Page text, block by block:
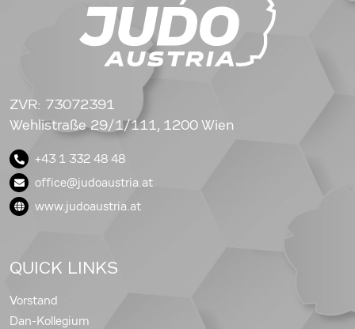
ZVR: 73072391
Wehlistraße 29/1/111, 1200 Wien
+43 1 332 48 48
office@judoaustria.at
www.judoaustria.at
QUICK LINKS
Vorstand
Dan-Kollegium